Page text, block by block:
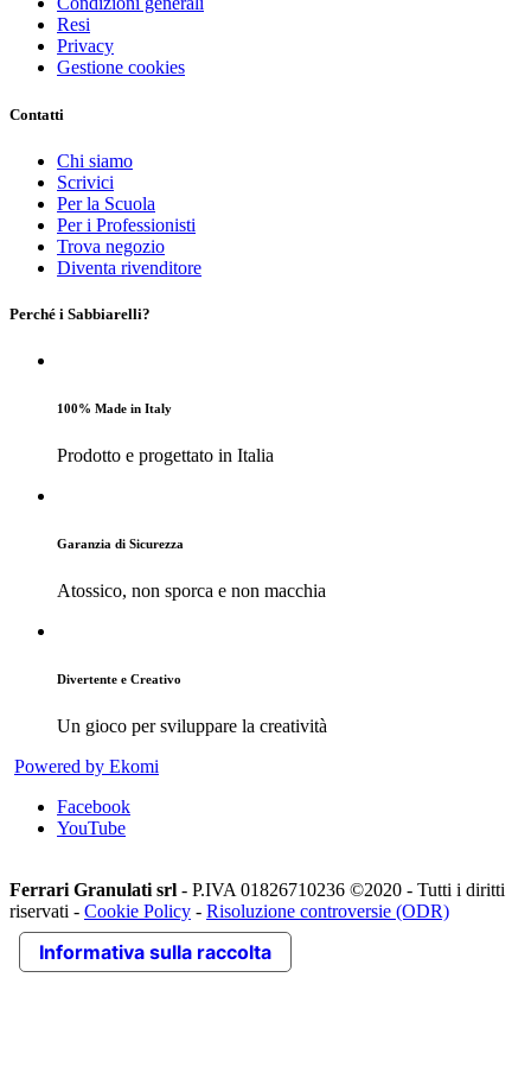
Resi
Privacy
Gestione cookies
Contatti
Chi siamo
Scrivici
Per la Scuola
Per i Professionisti
Trova negozio
Diventa rivenditore
Perché i Sabbiarelli?
100% Made in Italy
Prodotto e progettato in Italia
Garanzia di Sicurezza
Atossico, non sporca e non macchia
Divertente e Creativo
Un gioco per sviluppare la creatività
Powered by Ekomi
Facebook
YouTube
Ferrari Granulati srl - P.IVA 01826710236 ©2020 - Tutti i diritti
riservati - Cookie Policy - Risoluzione controversie (ODR)
Informativa sulla raccolta